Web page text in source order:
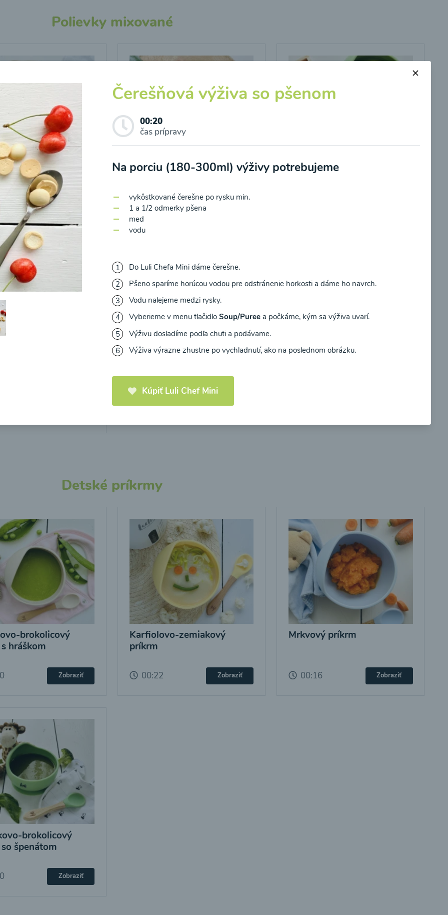
Polievky mixované
brokolicová
Zobraziť
Cuketovo-kukuricová
00:20
Kalerábovo-hrášková
Detské príkrmy
brokolicový
hráškom
Zobraziť
Karfiolovo-zemiakový
príkrm
00:22 Zobraziť
Mrkvový príkrm
00:16 Zobraziť
brokolicový
špenátom
Zobraziť
Čerešňová výživa so pšenom
00:20
čas prípravy
Na porciu (180-300ml) výživy potrebujeme
vykôstkované čerešne po rysku min.
1 a 1/2 odmerky pšena
med
vodu
Do Luli Chefa Mini dáme čerešne.
Pšeno sparíme horúcou vodou pre odstránenie horkosti a dáme ho navrch.
Vodu nalejeme medzi rysky.
Vyberieme v menu tlačidlo Soup/Puree a počkáme, kým sa výživa uvarí.
Výživu dosladíme podľa chuti a podávame.
Výživa výrazne zhustne po vychladnutí, ako na poslednom obrázku.
Kúpiť Luli Chef Mini
spracovaním osobných údajov pre účely zasielania newsletteru a potvrdzujem, že som si prečítal(a)